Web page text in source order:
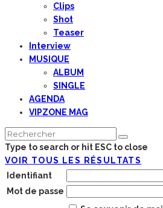
Clips
Shot
Teaser
Interview
MUSIQUE
ALBUM
SINGLE
AGENDA
VIPZONE MAG
Type to search or hit ESC to close
VOIR TOUS LES RÉSULTATS
Identifiant
Mot de passe